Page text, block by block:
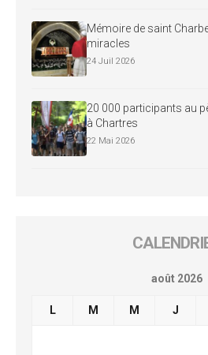
Mémoire de saint
miracles
24 Juil 2026
20 000 participants au
à Chartres
22 Mai 2026
août 2026
L M M J